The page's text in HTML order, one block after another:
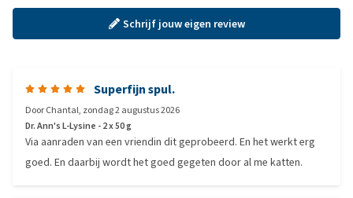
Schrijf jouw eigen review
Superfijn spul.
DoorChantal, zondag 2 augustus 2026
Dr. Ann's L-Lysine - 2 x 50 g
Via aanraden van een vriendin dit geprobeerd. En het werkt erg
goed. En daarbij wordt het goed gegeten door al me katten.